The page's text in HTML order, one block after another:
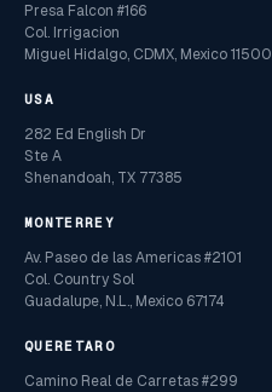
Presa Falcon #166
Col. Irrigacion
Miguel Hidalgo, CDMX, Mexico 11500
USA
282 Ed English Dr
Ste A
Shenandoah, TX 77385
MONTERREY
Av. Paseo de las Americas #2101
Col. Country Sol
Guadalupe, N.L., Mexico 67174
QUERETARO
Camino Real de Carretas #299